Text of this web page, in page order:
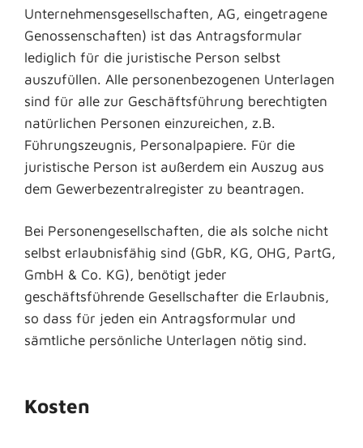
Unternehmensgesellschaften, AG, eingetragene
Genossenschaften) ist das Antragsformular
lediglich für die juristische Person selbst
auszufüllen. Alle personenbezogenen Unterlagen
sind für alle zur Geschäftsführung berechtigten
natürlichen Personen einzureichen, z.B.
Führungszeugnis, Personalpapiere. Für die
juristische Person ist außerdem ein Auszug aus
dem Gewerbezentralregister zu beantragen.
Bei Personengesellschaften, die als solche nicht
selbst erlaubnisfähig sind (GbR, KG, OHG, PartG,
GmbH & Co. KG), benötigt jeder
geschäftsführende Gesellschafter die Erlaubnis,
so dass für jeden ein Antragsformular und
sämtliche persönliche Unterlagen nötig sind.
Kosten